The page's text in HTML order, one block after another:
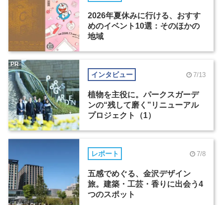
2026年夏休みに行ける、おすす
めのイベント10選：そのほかの
地域
インタビュー 7/13
植物を主役に。パークスガーデ
ンの“残して磨く”リニューアル
プロジェクト（1）
PR
レポート 7/8
五感でめぐる、金沢デザイン
旅。建築・工芸・香りに出会う4
つのスポット